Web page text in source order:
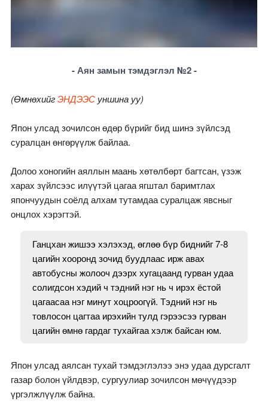
- Аян замын тэмдэглэл №2 -
(ӨмнөхийгЭНДЭЭСуншина уу)
Япон улсад зочилсон өдөр бүрийг бид шинэ зүйлсэд
суралцан өнгөрүүлж байлаа.
Долоо хоногийн аяллын маань хөтөлбөрт багтсан, үзэж
харах зүйлсээс илүүтэй цагаа ягштал баримтлах
япончуудын соёлд алхам тутамдаа суралцаж явсныг
онцлох хэрэгтэй.
Ганцхан жишээ хэлэхэд, өглөө бүр биднийг 7-8
цагийн хооронд зочид буудлаас ирж авах
автобусны жолооч дээрх хугацаанд гурван удаа
солигдсон хэдий ч тэдний нэг нь ч ирэх ёстой
цагаасаа нэг минут хоцроогүй. Тэдний нэг нь
товлосон цагтаа ирэхийн тулд гэрээсээ гурван
цагийн өмнө гардаг тухайгаа хэлж байсан юм.
Япон улсад аялсан тухай тэмдэглэлээ энэ удаа дурсгалт
газар болон үйлдвэр, сургуулиар зочилсон мөчүүдээр
үргэлжлүүлж байна.